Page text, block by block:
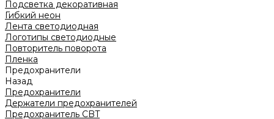
Подсветка декоративная
Гибкий неон
Лента светодиодная
Логотипы светодиодные
Повторитель поворота
Пленка
Предохранители
Назад
Предохранители
Держатели предохранителей
Предохранитель CBT